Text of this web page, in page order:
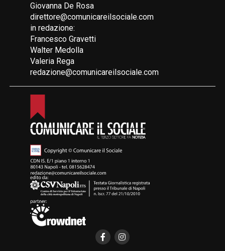
Giovanna De Rosa
direttore@comunicareilsociale.com
in redazione:
Francesco Gravetti
Walter Medolla
Valeria Rega
redazione@comunicareilsociale.com